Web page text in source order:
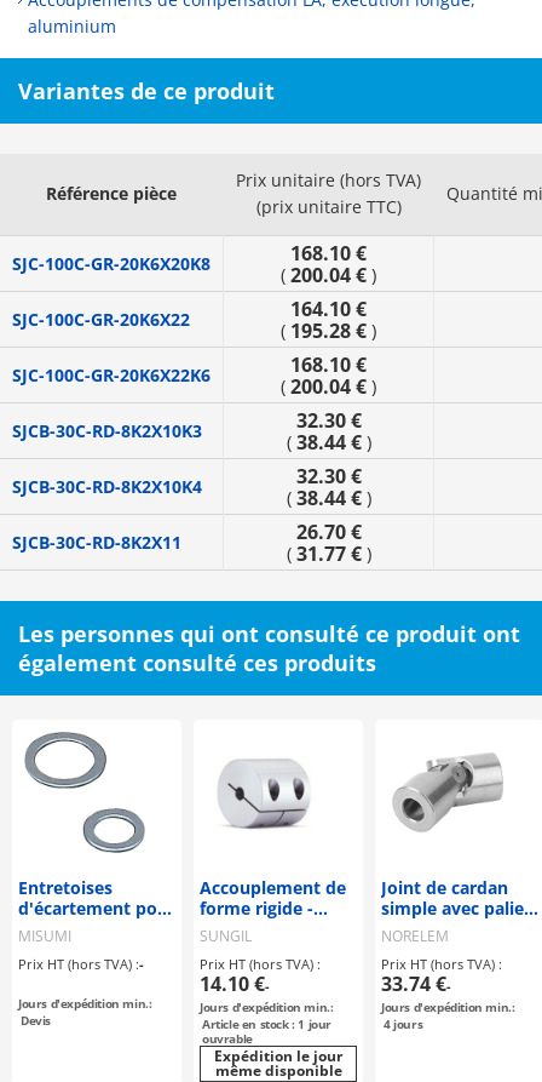
aluminium
Variantes de ce produit
Référence pièce
Prix unitaire (hors TVA)
(prix unitaire TTC)
Quantité
SJC-100C-GR-20K6X20K8 168.10 €
( 200.04 € )
SJC-100C-GR-20K6X22 164.10 €
( 195.28 € )
SJC-100C-GR-20K6X22K6 168.10 €
( 200.04 € )
SJCB-30C-RD-8K2X10K3 32.30 €
( 38.44 €)
SJCB-30C-RD-8K2X10K4 32.30 €
( 38.44 €)
SJCB-30C-RD-8K2X11 26.70 €
( 31.77 €)
Les personnes qui ont consulté ce produit ont
également consulté ces produits
Entretoises
d'écartement pour
vis d'ajustage
MISUMI
Prix HT (hors TVA) :-
Jours d'expédition min.:
Devis
Accouplement de
forme rigide -
Type à serrage -
SUNGIL
Prix HT (hors TVA) :
14.10 €-
Jours d'expédition min.:
Article en stock : 1 jour
ouvrable
Expédition le jour
même disponible
Joint de cardan
simple avec palier
lisse DIN 808
(23403)
NORELEM
Prix HT (hors TVA) :
33.74 €-
Jours d'expédition min.:
4jours